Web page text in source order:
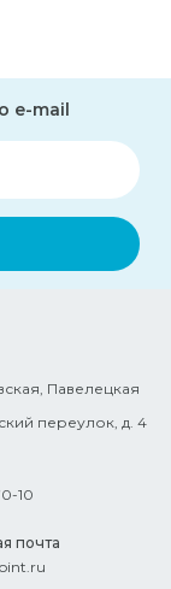
e-mail
Павелецкая
переулок, д. 4
10
почта